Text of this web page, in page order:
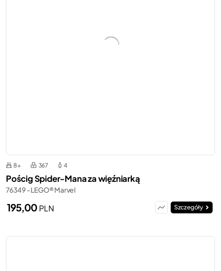
8+ 367 4
Pościg Spider-Mana za więźniarką
76349 - LEGO® Marvel
195,00 PLN Szczegóły